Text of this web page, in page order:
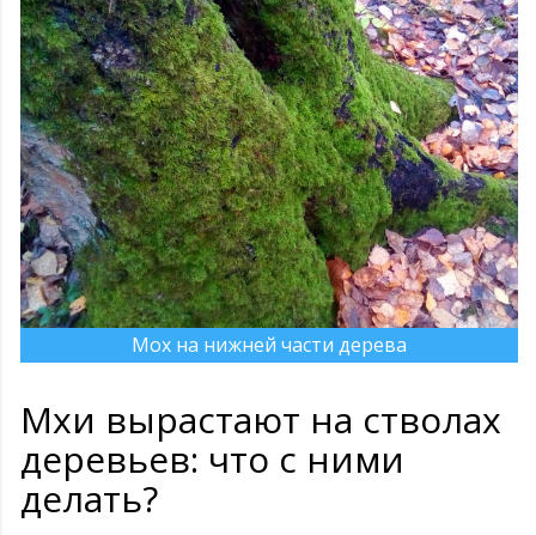
Мох на нижней части дерева
Мхи вырастают на стволах
деревьев: что с ними
делать?